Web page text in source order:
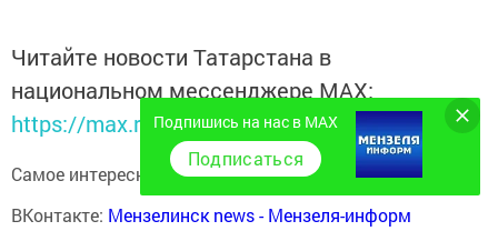
Читайте новости Татарстана в
национальном мессенджере MАХ:
https://max.ru/tatmedia
Самое интересное в наших социальных сетях:
ВКонтакте: Мензелинск news - Мензеля-информ
Подпишись на нас в MAX
Подписаться